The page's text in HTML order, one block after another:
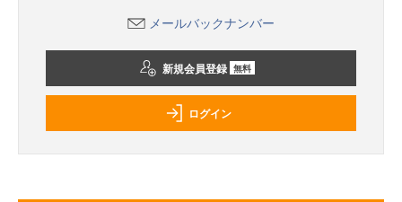
メールバックナンバー
新規会員登録 無料
ログイン